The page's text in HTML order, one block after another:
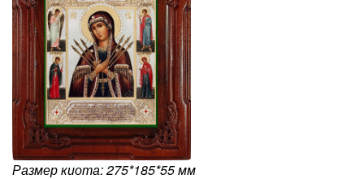
Размер киота: 275*185*55 мм